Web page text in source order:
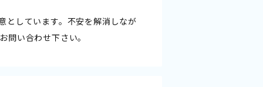
としています。不安を解消しなが
い合わせ下さい。